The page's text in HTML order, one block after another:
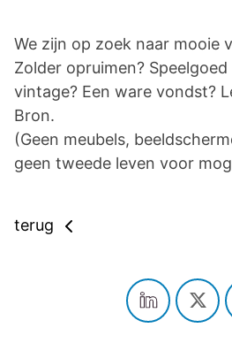
We zijn op zoek naar mooie
Zolder opruimen?
vintage? Een ware vondst?
Bron.
(Geen meubels,
geen tweede leven voor
terug